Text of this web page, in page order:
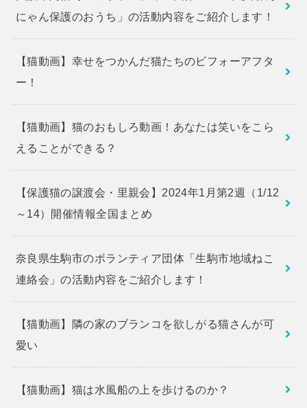
にゃん保護のおうち」の活動内容をご紹介します！
【猫動画】幸せをつかんだ猫たちのビフォーアフタ
ー！
【猫動画】猫のおもしろ動画！あなたは笑いをこら
えることができる？
【保護猫の譲渡会・里親会】2024年1月第2週（1/12
～14）開催情報全国まとめ
奈良県生駒市のボランティア団体「生駒市地域ねこ
連絡会」の活動内容をご紹介します！
【猫動画】隣の家のブランコを欲しがる猫さんが可
愛い
【猫動画】猫は水風船の上を歩けるのか？